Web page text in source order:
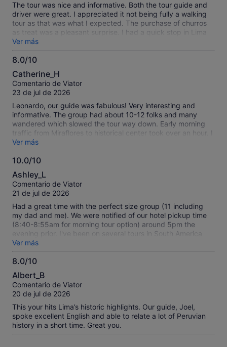
The tour was nice and informative. Both the tour guide and
driver were great. I appreciated it not being fully a walking
tour as that was what I expected. The purchase of churros
as treat was a pleasant surprise. I had a quick stop in Lima
before heading to Cusco and this was the perfect excursion,
highly recommended!
Ver más
8.0/10
8.0
sobre
10
Catherine_H
Comentario de Viator
23 de jul de 2026
Leonardo, our guide was fabulous! Very interesting and
informative. The group had about 10-12 folks and many
wandered which slowed the tour way down. Early morning
traffic from Miraflores to historical center took over an hour. I
would recommend a smaller group or private tour
Ver más
10.0/10
10.0
sobre
10
Ashley_L
Comentario de Viator
21 de jul de 2026
Had a great time with the perfect size group (11 including
my dad and me). We were notified of our hotel pickup time
(8:40-8:55am for morning tour option) around 5pm the
evening prior. I've been on several tours in South America
with hotel pickup and that's relatively good advance notice.
They were right on time. The mini bus was totally
comfortable for the amount of people on the tour. Our guide
great experience. I didn't find Lima alll that enticing, but I
was unbored the entire half day tour. Good info given on
Peru, Lima vs. other regions, and sites we were seeing. The
churro stop was definitely a highlight. I had overlooked that
would probably be happening and didn't realize the size of
Peruvian churros, so I wished I had eaten a little less
breakfast, but gobbled the whole thing anyway as a treat.
Ver más
8.0/10
8.0
sobre
10
Albert_B
Comentario de Viator
20 de jul de 2026
This your hits Lima’s historic highlights. Our guide, Joel,
spoke excellent English and able to relate a lot of Peruvian
history in a short time. Great you.